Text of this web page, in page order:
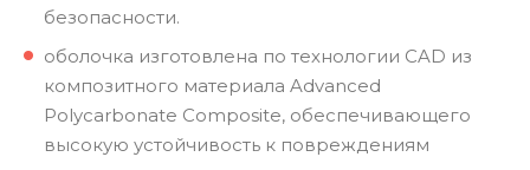
безопасности.
оболочка изготовлена по технологии CAD из
композитного материала Advanced
Polycarbonate Composite, обеспечивающего
высокую устойчивость к повреждениям